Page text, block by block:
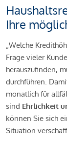
Ihre
„Welche
Frage vieler
herauszufinden,
durchführen.
monatlich für
sind Ehrlichkeit
können Sie sich
Situation